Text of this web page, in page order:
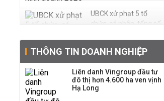
UBCK xử phạt 5 tổ
chức, cá nhân, tổng số
Kinh Bắc dự kiến cho
thuê tối thiểu 100 ha
đất công nghiệp trong
THÔNG TIN DOANH NGHIỆP
Liên danh Vingroup đầu tư
đô thị hơn 4.600 ha ven vịnh
Hạ Long